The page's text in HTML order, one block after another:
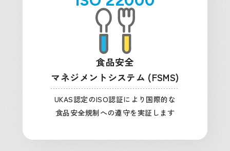
食品安全
マネジメントシステム (FSMS)
UKAS認定のISO認証により国際的な
食品安全規制への遵守を実証します